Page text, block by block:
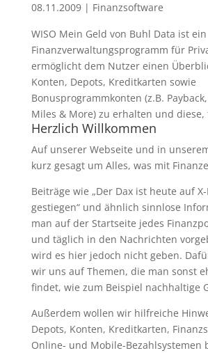
08.11.2009| Finanzsoftware
WISO Mein Geld von Buhl Data ist ein
Finanzverwaltungsprogramm für
ermöglicht dem Nutzer einen
Konten, Depots, Kreditkarten sowie
Bonusprogrammkonten (z.B.
Miles & More) zu erhalten und diese,
Herzlich Willkommen
Auf unserer Webseite und in
kurz gesagt um Alles, was mit
Beiträge wie „Der Dax ist heute auf
gestiegen“ und ähnlich sinnlose
man auf der Startseite jedes
und täglich in den Nachrichten
wird es hier jedoch nicht geben.
wir uns auf Themen, die man sonst
findet, wie zum Beispiel nachhaltige
Außerdem wollen wir hilfreiche
Depots, Konten, Kreditkarten,
Online- und Mobile-Bezahlsystemen